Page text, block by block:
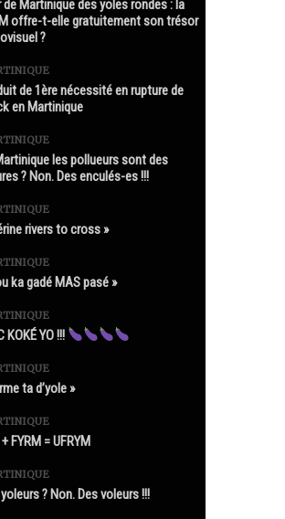
de Martinique des yoles rondes : la
offre-t-elle gratuitement son trésor
?
de 1ère nécessité en rupture de
en Martinique
les pollueurs sont des
? Non. Des enculés-es !!!
rivers to cross »
ka gadé MAS pasé »
KOKÉ YO !!!
ta d’yole »
FYRM = UFRYM
? Non. Des voleurs !!!